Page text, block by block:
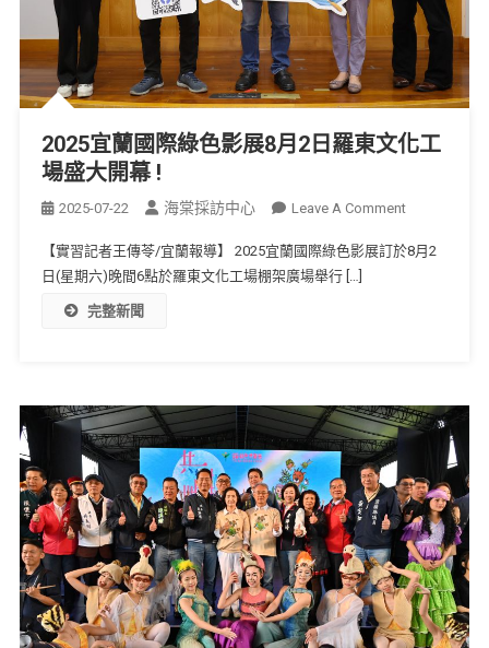
2025宜蘭國際綠色影展8月2日羅東文化工
場盛大開幕 !
2025-07-22 海棠採訪中心 Leave A Comment
【實習記者王傳苓/宜蘭報導】 2025宜蘭國際綠色影展訂於8月2
日(星期六)晚間6點於羅東文化工場棚架廣場舉行 […]
完整新聞